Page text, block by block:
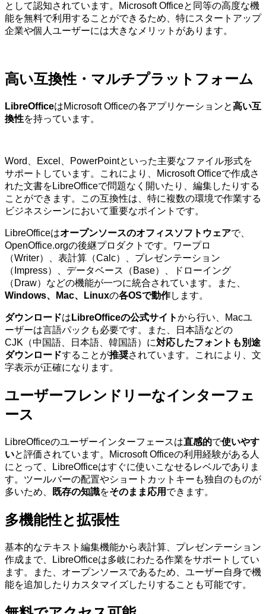
として認知されています。Microsoft Officeと同等の高度な機
能を無料で利用することができるため、特にスタートアップ
企業や個人ユーザーには大きなメリットがあります。
高い互換性・マルチプラットフォーム
LibreOfficeはMicrosoft Officeの各アプリケーションと高い互
換性を持っています。
Word、Excel、PowerPointといった主要なファイル形式を
サポートしています。これにより、Microsoft Officeで作成さ
れた文書をLibreOfficeで問題なく開いたり、編集したりする
ことができます。この互換性は、特に複数の環境で作業する
ビジネスシーンにおいて重要なポイントです。
LibreOfficeはオープンソースのオフィスソフトウェアで、
OpenOffice.orgの後継プロダクトです。ワープロ
（Writer）、表計算（Calc）、プレゼンテーション
（Impress）、データベース（Base）、ドローイング
（Draw）などの機能が一つに統合されています。また、
Windows、Mac、Linuxの各OSで動作します。
ダウンロードは LibreOfficeの公式サイトから行い、Macユ
ーザーは言語パックも必要です。また、日本語などの
CJK（中国語、日本語、韓国語）に対応したフォントも別途
ダウンロードすることが推奨されています。これにより、文
字表示が正確になります。
ユーザーフレンドリーなインターフェ
ース
LibreOfficeのユーザーインターフェースは直感的で使いやす
いと評価されています。Microsoft Officeの利用経験がある人
にとって、LibreOfficeはすぐに使いこなせるレベルでありま
す。ツールバーの配置やショートカットキーも独自のものが
多いため、
既存の知識をそのまま応用 できます。
多機能性と拡張性
基本的なテキスト編集機能から表計算、プレゼンテーション
作成まで、LibreOfficeは多岐にわたる作業をサポートしてい
ます。また、オープンソースであるため、ユーザー自身で機
能を追加したりカスタマイズしたりすることも可能です。